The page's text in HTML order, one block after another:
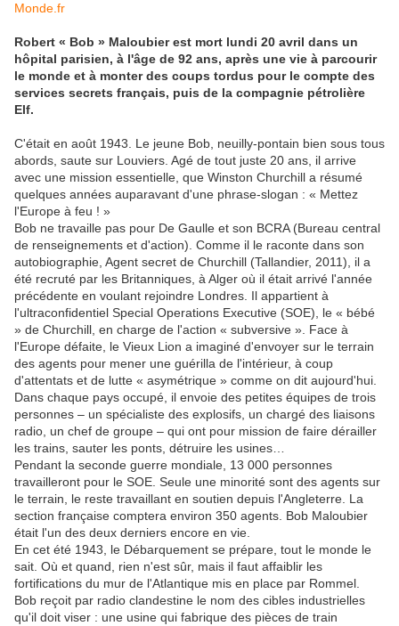
Monde.fr
Robert « Bob » Maloubier est mort lundi 20 avril dans un
hôpital parisien, à l'âge de 92 ans, après une vie à parcourir
le monde et à monter des coups tordus pour le compte des
services secrets français, puis de la compagnie pétrolière
Elf.
C'était en août 1943. Le jeune Bob, neuilly-pontain bien sous tous
abords, saute sur Louviers. Agé de tout juste 20 ans, il arrive
avec une mission essentielle, que Winston Churchill a résumé
quelques années auparavant d'une phrase-slogan : « Mettez
l'Europe à feu ! »
Bob ne travaille pas pour De Gaulle et son BCRA (Bureau central
de renseignements et d'action). Comme il le raconte dans son
autobiographie, Agent secret de Churchill (Tallandier, 2011), il a
été recruté par les Britanniques, à Alger où il était arrivé l'année
précédente en voulant rejoindre Londres. Il appartient à
l'ultraconfidentiel Special Operations Executive (SOE), le « bébé
» de Churchill, en charge de l'action « subversive ». Face à
l'Europe défaite, le Vieux Lion a imaginé d'envoyer sur le terrain
des agents pour mener une guérilla de l'intérieur, à coup
d'attentats et de lutte « asymétrique » comme on dit aujourd'hui.
Dans chaque pays occupé, il envoie des petites équipes de trois
personnes – un spécialiste des explosifs, un chargé des liaisons
radio, un chef de groupe – qui ont pour mission de faire dérailler
les trains, sauter les ponts, détruire les usines…
Pendant la seconde guerre mondiale, 13 000 personnes
travailleront pour le SOE. Seule une minorité sont des agents sur
le terrain, le reste travaillant en soutien depuis l'Angleterre. La
section française comptera environ 350 agents. Bob Maloubier
était l'un des deux derniers encore en vie.
En cet été 1943, le Débarquement se prépare, tout le monde le
sait. Où et quand, rien n'est sûr, mais il faut affaiblir les
fortifications du mur de l'Atlantique mis en place par Rommel.
Bob reçoit par radio clandestine le nom des cibles industrielles
qu'il doit viser : une usine qui fabrique des pièces de train